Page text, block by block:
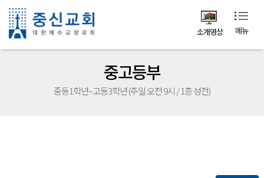
메뉴
소개영상
중고등부
중등1학년~고등3학년 (주일 오전 9시 / 1층 성전)